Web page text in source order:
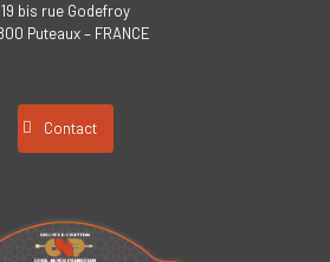
19 bis rue Godefroy
Puteaux – FRANCE
Contact